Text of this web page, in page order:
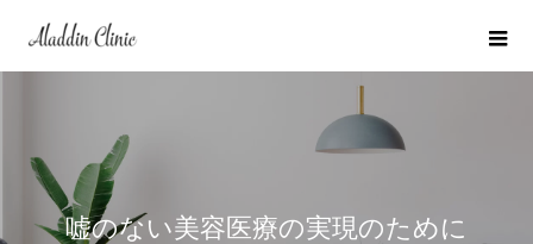
嘘のない美容医療の実現のために